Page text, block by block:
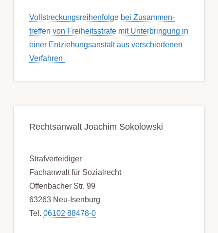
Voll­streckungs­­­reihenfolge bei Zusamm­­en­
treffen von Frei­heits­strafe mit Unter­bring­ung in
einer Ent­ziehungs­anstalt aus ver­schied­enen
Ver­fahren
Rechtsanwalt Joachim Sokolowski
Strafverteidiger
Fachanwalt für Sozialrecht
Offenbacher Str. 99
63263 Neu-Isenburg
Tel. 06102 88478-0